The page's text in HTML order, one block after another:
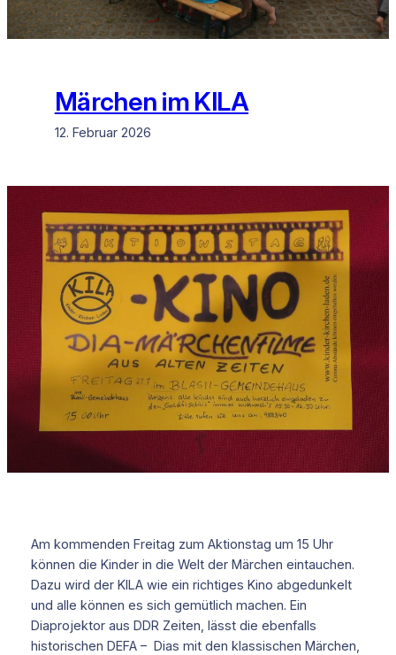
Märchen im KILA
12. Februar 2026
Am kommenden Freitag zum Aktionstag um 15 Uhr
können die Kinder in die Welt der Märchen eintauchen.
Dazu wird der KILA wie ein richtiges Kino abgedunkelt
und alle können es sich gemütlich machen. Ein
Diaprojektor aus DDR Zeiten, lässt die ebenfalls
historischen DEFA – Dias mit den klassischen Märchen,